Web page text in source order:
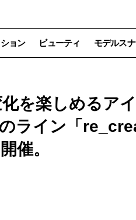
ョン ビューティ モデルス
を楽しめるア
ライン「
催。